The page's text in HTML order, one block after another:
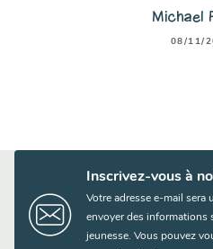
Michael
08/11/
Inscrivez-vous à
Votre adresse e-mail
envoyer des informations
jeunesse. Vous pouvez